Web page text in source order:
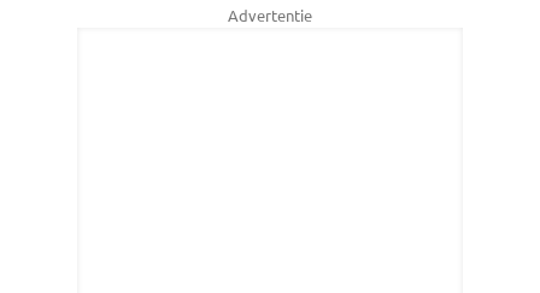
Advertentie